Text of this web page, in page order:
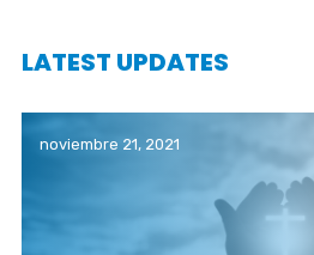
LATEST UPDATES
noviembre 21, 2021